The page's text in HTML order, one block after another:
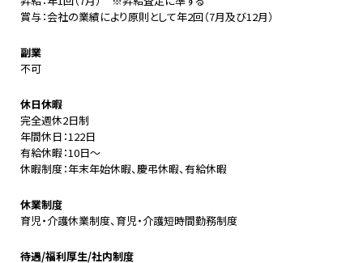
賞与：会社の業績により原則として年2回（7月及び12月）
副業
不可
休日休暇
完全週休2日制
年間休日：122日
有給休暇：10日〜
休暇制度：年末年始休暇、慶弔休暇、有給休暇
休業制度
育児・介護休業制度、育児・介護短時間勤務制度
待遇/福利厚生/社内制度